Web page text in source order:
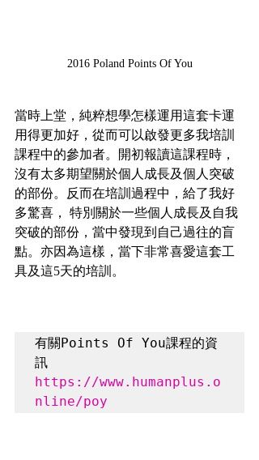
2016 Poland Points Of You
當時上堂，純粹想學怎樣運用這套卡運
用得更加好，從而可以啟發更多我培訓
課程中的參加者。開初報讀這課程時，
沒有太多期望關於個人成長及個人突破
的部份。反而在培訓過程中，給了我好
多驚喜， 特別關於一些個人成長及自我
突破的部份，當中發現到自己過往的盲
點。亦因為這樣，當下非常喜愛這套工
具及這5天的培訓。
有關Points Of You課程的資
https://www.humanplus.o
nline/poy